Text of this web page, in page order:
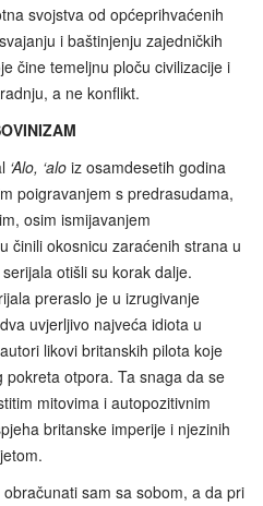
svojstva od općeprihvaćenih
i baštinjenju zajedničkih
čine temeljnu ploču civilizacije i
a ne konflikt.
‘Alo, ‘alo iz osamdesetih godina
poigravanjem s predrasudama,
osim ismijavanjem
činili okosnicu zaraćenih strana u
otišli su korak dalje.
preraslo je u izrugivanje
uvjerljivo najveća idiota u
likovi britanskih pilota koje
otpora. Ta snaga da se
mitovima i autopozitivnim
britanske imperije i njezinih
sam sa sobom, a da pri